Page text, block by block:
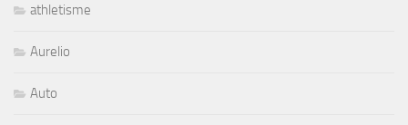
athletisme
Aurelio
Auto